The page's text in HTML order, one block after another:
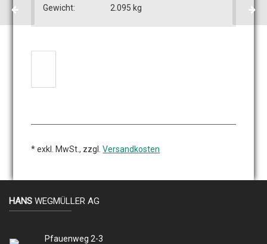
Gewicht:
2.095 kg
* exkl. MwSt., zzgl.Versandkosten
HANS WEGMÜLLER AG
Pfauenweg 2-3